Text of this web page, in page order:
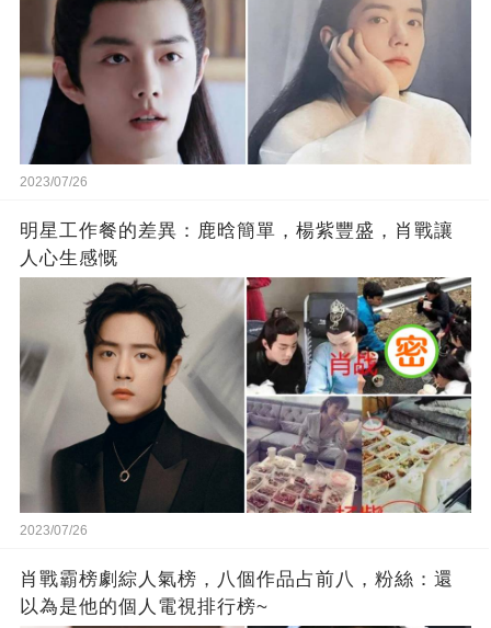
2023/07/26
明星工作餐的差異：鹿晗簡單，楊紫豐盛，肖戰讓
人心生感慨
2023/07/26
肖戰霸榜劇綜人氣榜，八個作品占前八，粉絲：還
以為是他的個人電視排行榜~